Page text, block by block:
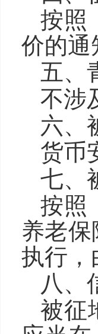
按照
价的通
五、
不涉
六、
货币
七、
按照
养老
执行，
八、
被征